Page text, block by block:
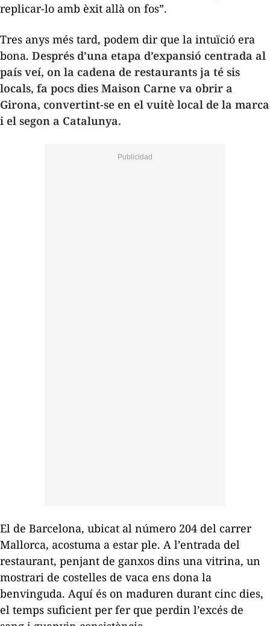
replicar-lo amb èxit allà on fos”.
Tres anys més tard, podem dir que la intuïció era
bona. Després d’una etapa d’expansió centrada al
país veí, on la cadena de restaurants ja té sis
locals, fa pocs dies Maison Carne va obrir a
Girona, convertint-se en el vuitè local de la marca
i el segon a Catalunya.
El de Barcelona, ubicat al número 204 del carrer
Mallorca, acostuma a estar ple. A l’entrada del
restaurant, penjant de ganxos dins una vitrina, un
mostrari de costelles de vaca ens dona la
benvinguda. Aquí és on maduren durant cinc dies,
el temps suficient per fer que perdin l’excés de